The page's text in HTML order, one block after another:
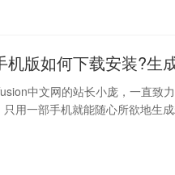
机版如何下载安装?生
中文网的站长小庞，一直致
只用一部手机就能随心所欲地生